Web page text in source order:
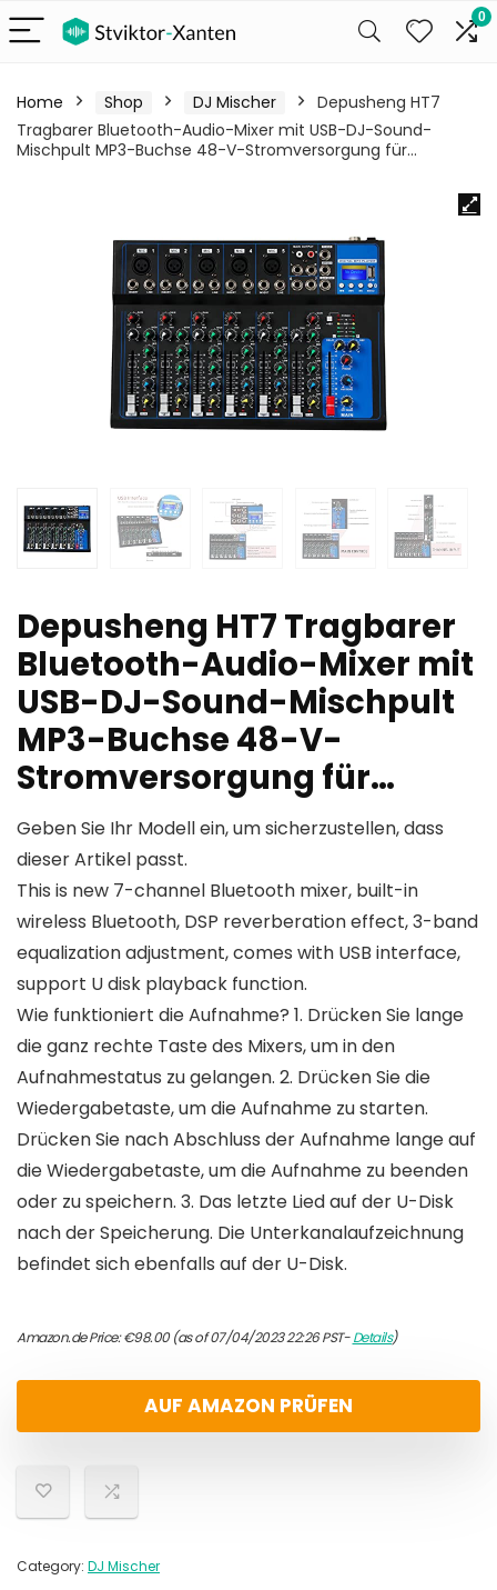
0
Home Shop DJ Mischer
Depusheng HT7
Tragbarer Bluetooth-Audio-Mixer mit USB-DJ-Sound-
Mischpult MP3-Buchse 48-V-Stromversorgung für…
Depusheng HT7 Tragbarer
Bluetooth-Audio-Mixer mit
USB-DJ-Sound-Mischpult
MP3-Buchse 48-V-
Stromversorgung für…
Geben Sie Ihr Modell ein, um sicherzustellen, dass
dieser Artikel passt.
This is new 7-channel Bluetooth mixer, built-in
wireless Bluetooth, DSP reverberation effect, 3-band
equalization adjustment, comes with USB interface,
support U disk playback function.
Wie funktioniert die Aufnahme? 1. Drücken Sie lange
die ganz rechte Taste des Mixers, um in den
Aufnahmestatus zu gelangen. 2. Drücken Sie die
Wiedergabetaste, um die Aufnahme zu starten.
Drücken Sie nach Abschluss der Aufnahme lange auf
die Wiedergabetaste, um die Aufnahme zu beenden
oder zu speichern. 3. Das letzte Lied auf der U-Disk
nach der Speicherung. Die Unterkanalaufzeichnung
befindet sich ebenfalls auf der U-Disk.
Amazon.de Price:€98.00(as of 07/04/2023 22:26 PST-Details)
AUF AMAZON PRÜFEN
Category: DJ Mischer